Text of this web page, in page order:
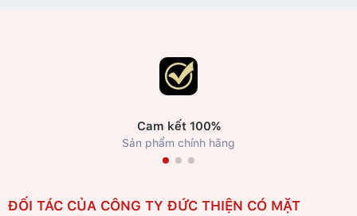
Cam kết 100%
Sản phẩm chính hãng
ĐỐI TÁC CỦA CÔNG TY ĐỨC THIỆN CÓ MẶT